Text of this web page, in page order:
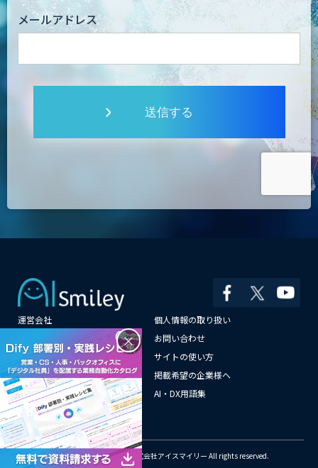
メールアドレス
送信する
運営会社
個人情報の取り扱い
お問い合わせ
メールマガジン登録
サイトの使い方
情報提供はこちらから
掲載希望の企業様へ
AI企業一覧
AI・DX用語集
サイトマップ
© Copyright 2018-2026 株式会社アイスマイリー All rights reserved.
×